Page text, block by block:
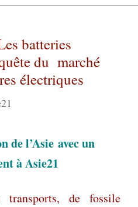
batteries
du marché
électriques
de l’Asie avec un
à Asie21
transports, de fossile